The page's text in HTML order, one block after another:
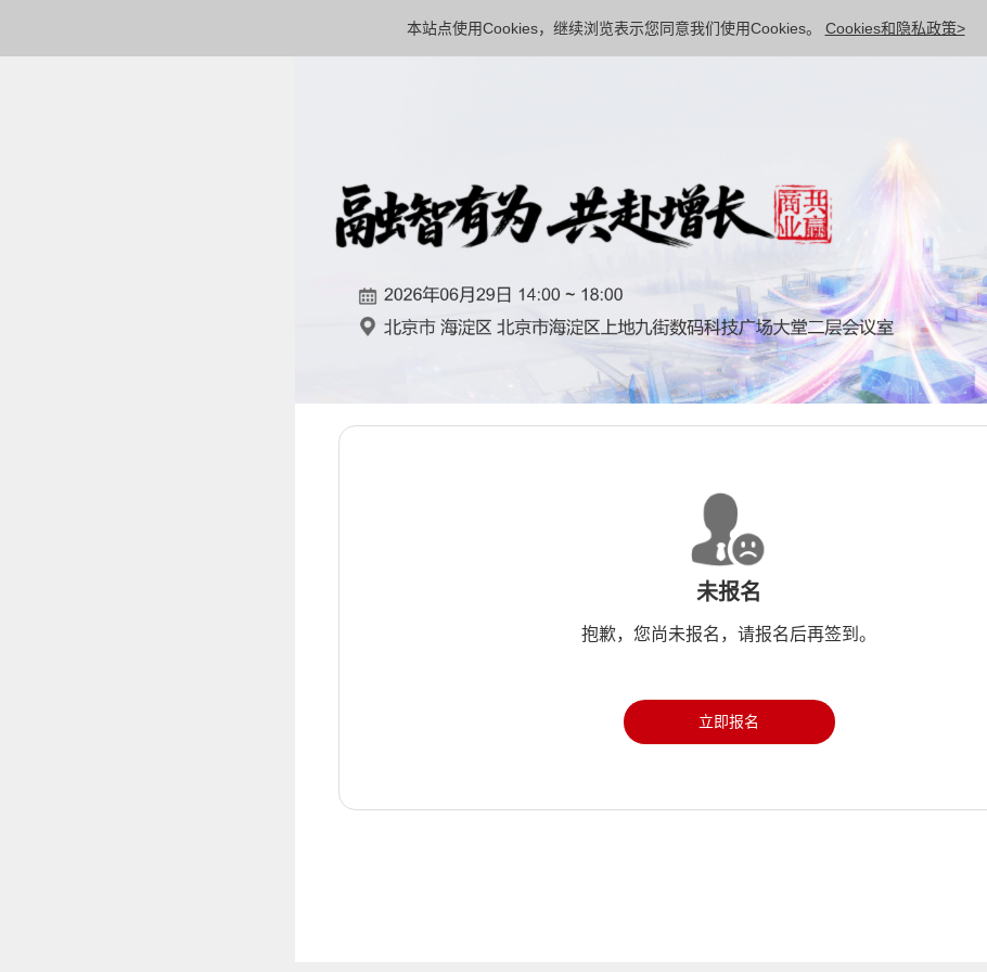
本站点使用Cookies，继续浏览表示您同意我们使用Cookies。 Cookies和隐私政策>
未报名
抱歉，您尚未报名，请报名后再签到。
立即报名